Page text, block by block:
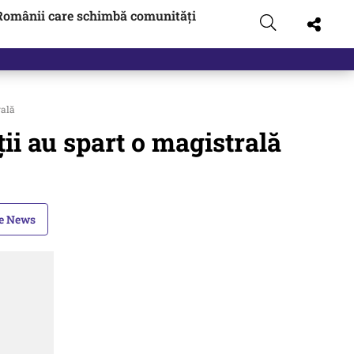
care schimbă comunități
au spart o magistrală
News